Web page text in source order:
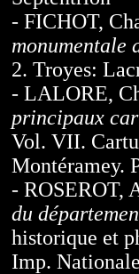
- FICHOT,
monumentale
2. Troyes:
- LALORE,
principaux
Vol. VII.
Montéramey.
- ROSEROT,
du
historique et
Imp. Nationale